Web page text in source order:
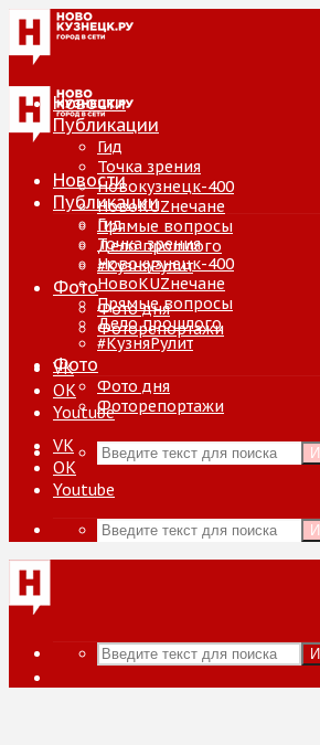
Новости
Публикации
Гид
Точка зрения
Новокузнецк-400
НовоKUZнечане
Прямые вопросы
Дело прошлого
#КузняРулит
Фото
Фото дня
Фоторепортажи
VK
ОК
Youtube
Новости
Публикации
Гид
Точка зрения
Новокузнецк-400
НовоKUZнечане
Прямые вопросы
Дело прошлого
#КузняРулит
Фото
Фото дня
Фоторепортажи
VK
ОК
Youtube